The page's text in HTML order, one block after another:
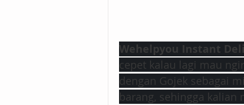
Wehelpyou Instant
cepet kalau lagi mau
dengan Gojek sebagai
barang, sehingga kalian